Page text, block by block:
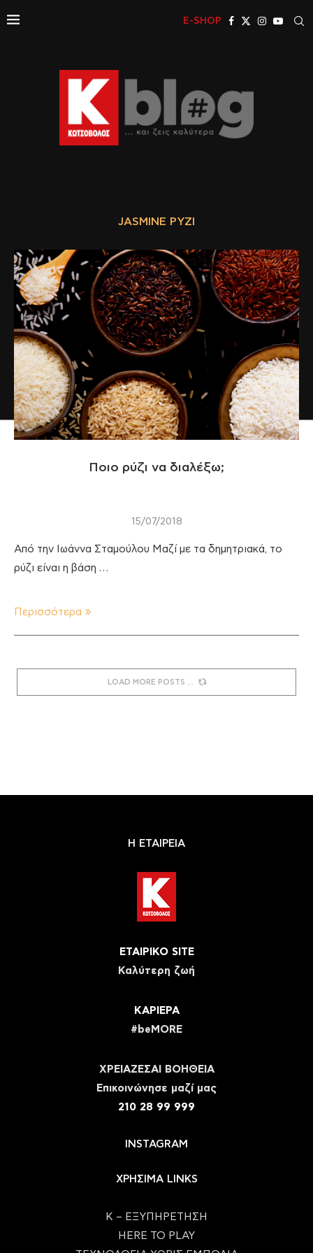
E-SHOP
JASMINE ΡΎΖΙ
Ποιο ρύζι να διαλέξω;
15/07/2018
Από την Ιωάννα Σταμούλου Μαζί με τα δημητριακά, το
ρύζι είναι η βάση …
Περισσότερα
LOAD MORE POSTS
Η ΕΤΑΙΡΕΙΑ
ΕΤΑΙΡΙΚΟ SITE
Καλύτερη ζωή
ΚΑΡΙΕΡΑ
#beMORE
ΧΡΕΙΑΖΕΣΑΙ ΒΟΗΘΕΙΑ
Eπικοινώνησε μαζί μας
210 28 99 999
INSTAGRAM
ΧΡΗΣΙΜΑ LINKS
Κ – ΕΞΥΠΗΡΕΤΗΣΗ
HERE TO PLAY